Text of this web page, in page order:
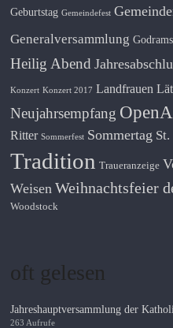
Geburtstag Gemeindefest
Generalversammlung
Heilig Abend
Konzert Konzert 2017 Landfrauen
Neujahrsempfang
Ritter Sommerfest Sommertag
Tradition Traueranzeige
Weisen Weihnachtsfeier
Woodstock
oft gelesen
Jahreshauptversammlung der
263 Aufrufe